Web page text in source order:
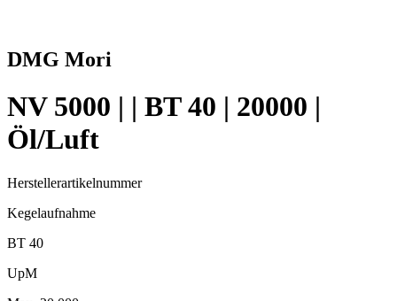
DMG Mori
NV 5000 | | BT 40 | 20000 |
Öl/Luft
Herstellerartikelnummer
Kegelaufnahme
BT 40
UpM